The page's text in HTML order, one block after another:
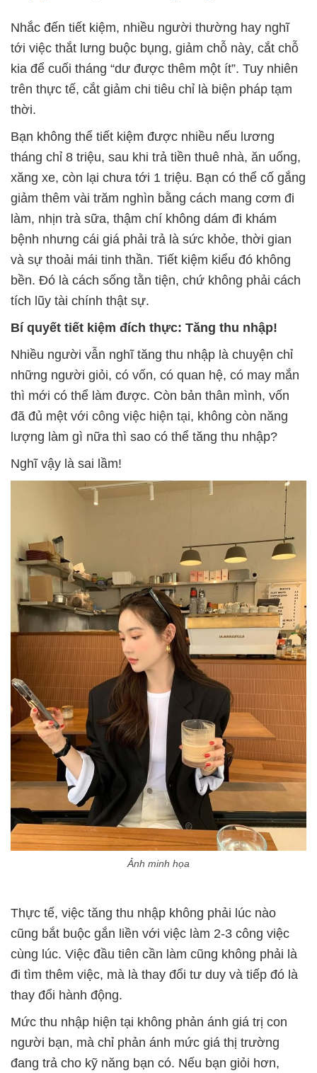
Nhắc đến tiết kiệm, nhiều người thường hay nghĩ
tới việc thắt lưng buộc bụng, giảm chỗ này, cắt chỗ
kia để cuối tháng “dư được thêm một ít”. Tuy nhiên
trên thực tế, cắt giảm chi tiêu chỉ là biện pháp tạm
thời.
Bạn không thể tiết kiệm được nhiều nếu lương
tháng chỉ 8 triệu, sau khi trả tiền thuê nhà, ăn uống,
xăng xe, còn lại chưa tới 1 triệu. Bạn có thể cố gắng
giảm thêm vài trăm nghìn bằng cách mang cơm đi
làm, nhịn trà sữa, thậm chí không dám đi khám
bệnh nhưng cái giá phải trả là sức khỏe, thời gian
và sự thoải mái tinh thần. Tiết kiệm kiểu đó không
bền. Đó là cách sống tằn tiện, chứ không phải cách
tích lũy tài chính thật sự.
Bí quyết tiết kiệm đích thực: Tăng thu nhập!
Nhiều người vẫn nghĩ tăng thu nhập là chuyện chỉ
những người giỏi, có vốn, có quan hệ, có may mắn
thì mới có thể làm được. Còn bản thân mình, vốn
đã đủ mệt với công việc hiện tại, không còn năng
lượng làm gì nữa thì sao có thể tăng thu nhập?
Nghĩ vậy là sai lầm!
Ảnh minh họa
Thực tế, việc tăng thu nhập không phải lúc nào
cũng bắt buộc gắn liền với việc làm 2-3 công việc
cùng lúc. Việc đầu tiên cần làm cũng không phải là
đi tìm thêm việc, mà là thay đổi tư duy và tiếp đó là
thay đổi hành động.
Mức thu nhập hiện tại không phản ánh giá trị con
người bạn, mà chỉ phản ánh mức giá thị trường
đang trả cho kỹ năng bạn có. Nếu bạn giỏi hơn,